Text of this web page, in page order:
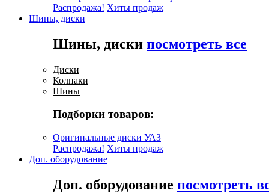
Распродажа! Хиты продаж
Шины, диски
Шины, диски посмотреть все
Диски
Колпаки
Шины
Подборки товаров:
Оригинальные диски УАЗ
Распродажа! Хиты продаж
Доп. оборудование
Доп. оборудование посмотреть